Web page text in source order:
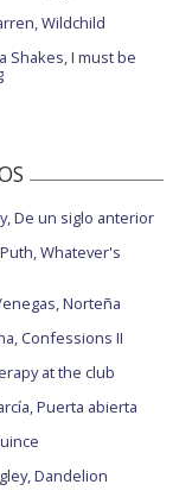
Wildchild
Shakes, I must be
De un siglo anterior
Whatever's
Norteña
Confessions II
at the club
Puerta abierta
Dandelion